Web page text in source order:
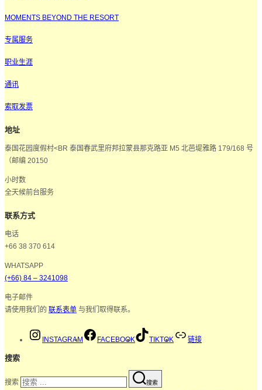
MOMENTS BEYOND THE RESORT
专属服务
职业生涯
通讯
索取发票
地址
泰国花园度假村<BR 泰国春武里府邦拉蒙县那克路亚 M5 北芭堤雅路 179/168 号
（邮编 20150
小时数
全天候前台服务
联系方式
电话
+66 38 370 614
WHATSAPP
(+66) 84 – 3241098
电子邮件
请使用我们的 联系表单 与我们取得联系。
INSTAGRAM FACEBOOK TIKTOK 链接
搜索
搜索 搜索